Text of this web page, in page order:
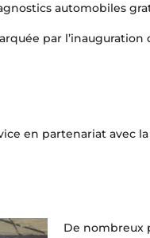
automobiles
par l’inauguration
en partenariat avec
De nombreux